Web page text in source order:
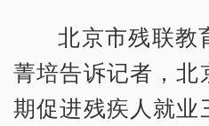
北京市残联教
菁培告诉记者，北
期促进残疾人就业